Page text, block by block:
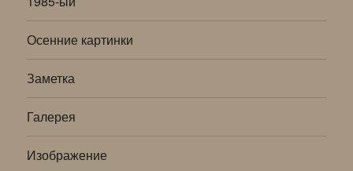
Осенние картинки
Заметка
Галерея
Изображение